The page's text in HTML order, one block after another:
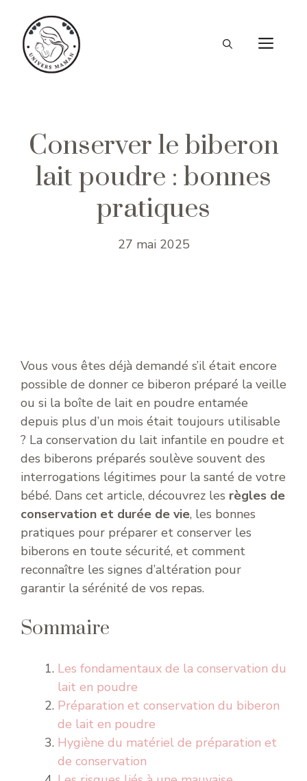
contenu
Conserver le biberon
lait poudre : bonnes
pratiques
27 mai 2025
Vous vous êtes déjà demandé s’il était encore
possible de donner ce biberon préparé la veille
ou si la boîte de lait en poudre entamée
depuis plus d’un mois était toujours utilisable
? La conservation du lait infantile en poudre et
des biberons préparés soulève souvent des
interrogations légitimes pour la santé de votre
bébé. Dans cet article, découvrez les règles de
conservation et durée de vie, les bonnes
pratiques pour préparer et conserver les
biberons en toute sécurité, et comment
reconnaître les signes d’altération pour
garantir la sérénité de vos repas.
Sommaire
Les fondamentaux de la conservation du
lait en poudre
Préparation et conservation du biberon
de lait en poudre
Hygiène du matériel de préparation et
de conservation